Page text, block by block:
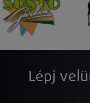
Lépj